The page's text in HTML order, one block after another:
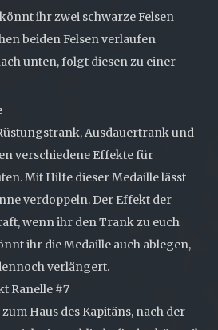
ihr zwei schwarze Felsen
beiden Felsen verlaufen
unten, folgt diesen zu einer
Ausdauertrank und
verschiedene Effekte für
Mit Hilfe dieser Medaille lässt
verdoppeln. Der Effekt der
wenn ihr den Trank zu euch
ihr die Medaille auch ablegen,
verlängert.
Ranelle #7
Haus des Kapitäns, nach der